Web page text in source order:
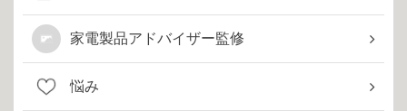
家電製品アドバイザー監修
悩み